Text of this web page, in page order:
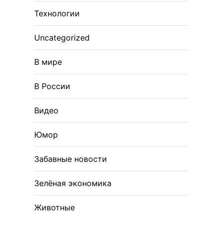
Технологии
Uncategorized
В мире
В России
Видео
Юмор
Забавные новости
Зелёная экономика
Животные